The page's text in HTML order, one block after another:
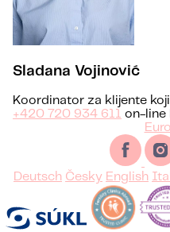
Sladana Vojinović
Koordinator za klijente
+420 720 934 611 on-line
Deutsch Česky English